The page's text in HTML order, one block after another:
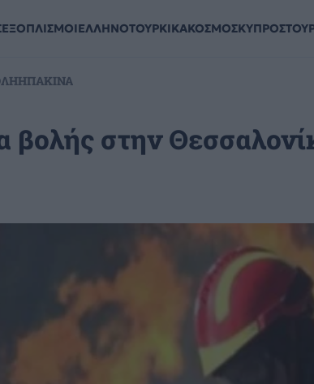
ΕΞΟΠΛΙΣΜΟΙΕΛΛΗΝΟΤΟΥΡΚΙΚΑΚΟΣΜΟΣΚΥΠΡΟΣ
ΗΠΑΚΙΝΑ
βολής στην